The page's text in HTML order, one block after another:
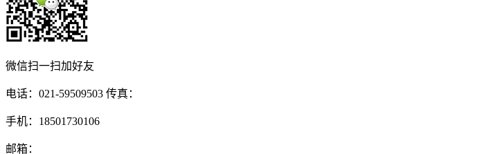
微信扫一扫加好友
电话：021-59509503 传真：
手机：18501730106
邮箱：